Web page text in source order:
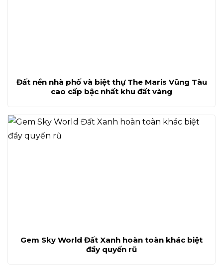
Đất nền nhà phố và biệt thự The Maris Vũng Tàu
cao cấp bậc nhất khu đất vàng
Gem Sky World Đất Xanh hoàn toàn khác biệt
đầy quyến rũ